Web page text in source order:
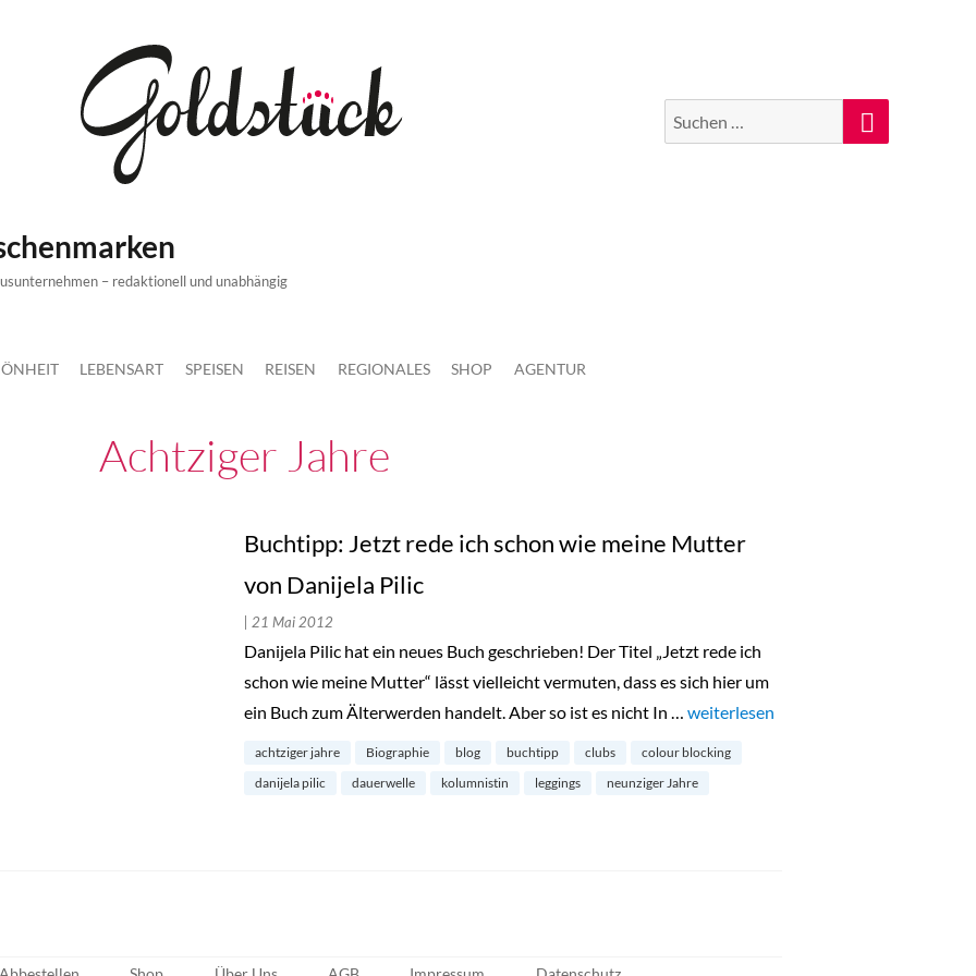
Suche
nach:
Suchen
– redaktionell und unabhängig
LEBENSART SPEISEN REISEN REGIONALES SHOP AGENTUR
Achtziger Jahre
Buchtipp: Jetzt rede ich schon wie meine Mutter
von Danijela Pilic
| 21 Mai 2012
Danijela Pilic hat ein neues Buch geschrieben! Der Titel „Jetzt rede ich
schon wie meine Mutter“ lässt vielleicht vermuten, dass es sich hier um
ein Buch zum Älterwerden handelt. Aber so ist es nicht In … „Buchtipp: Jetzt rede ich schon wie
weiterlesen
achtziger jahre Biographie blog buchtipp clubs
colour blocking
danijela pilic
dauerwelle kolumnistin leggings neunziger Jahre